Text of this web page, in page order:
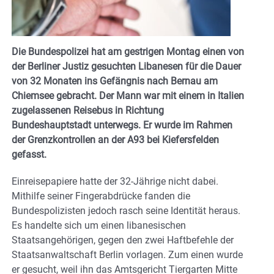
Die Bundespolizei hat am gestrigen Montag einen von
der Berliner Justiz gesuchten Libanesen für die Dauer
von 32 Monaten ins Gefängnis nach Bernau am
Chiemsee gebracht. Der Mann war mit einem in Italien
zugelassenen Reisebus in Richtung
Bundeshauptstadt unterwegs. Er wurde im Rahmen
der Grenzkontrollen an der A93 bei Kiefersfelden
gefasst.
Einreisepapiere hatte der 32-Jährige nicht dabei.
Mithilfe seiner Fingerabdrücke fanden die
Bundespolizisten jedoch rasch seine Identität heraus.
Es handelte sich um einen libanesischen
Staatsangehörigen, gegen den zwei Haftbefehle der
Staatsanwaltschaft Berlin vorlagen. Zum einen wurde
er gesucht, weil ihn das Amtsgericht Tiergarten Mitte